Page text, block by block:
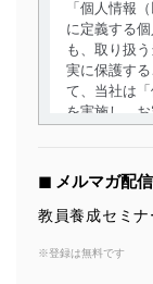
「個人情報
に定義する
も、取り扱
実に保護す
て、当社は
を実施し、
個人情報の取
当社は、個
達成に必要
◼︎ メルマガ配
教員養成セミナ
※登録は無料です